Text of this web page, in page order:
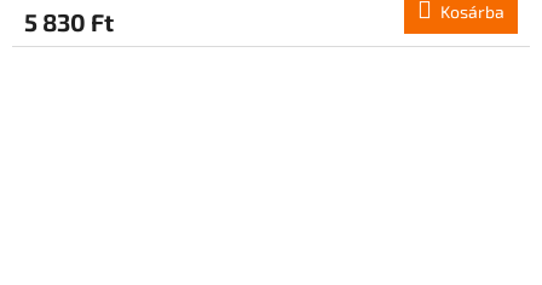
5 830 Ft Kosárba